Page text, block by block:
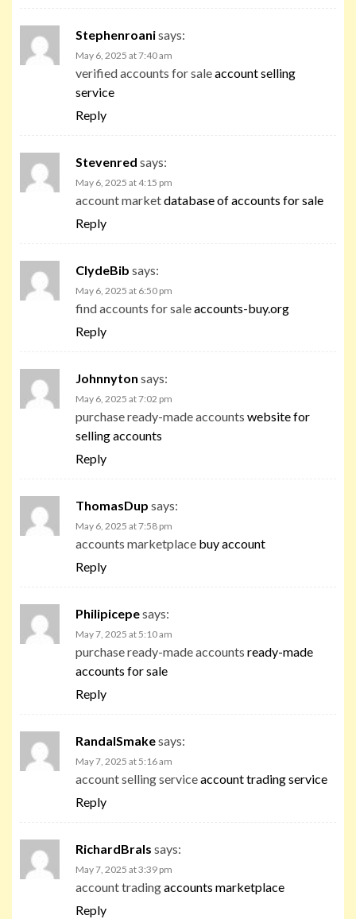
Stephenroanisays:
May 6, 2025 at 7:40 am
verified accounts for saleaccount selling
service
Reply
Stevenred says:
May 6, 2025 at 4:15 pm
account marketdatabase of accounts for sale
Reply
ClydeBib says:
May 6, 2025 at 6:50 pm
find accounts for saleaccounts-buy.org
Reply
Johnnyton says:
May 6, 2025 at 7:02 pm
purchase ready-made accounts website for
selling accounts
Reply
ThomasDup says:
May 6, 2025 at 7:58 pm
accounts marketplace buy account
Reply
Philipicepesays:
May 7, 2025 at 5:10 am
purchase ready-made accounts ready-made
accounts for sale
Reply
RandalSmakesays:
May 7, 2025 at 5:16 am
account selling serviceaccount trading service
Reply
RichardBrals says:
May 7, 2025 at 3:39 pm
account tradingaccounts marketplace
Reply